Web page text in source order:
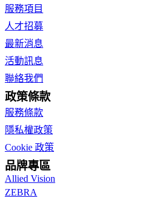
服務項目
人才招募
最新消息
活動訊息
聯絡我們
政策條款
服務條款
隱私權政策
Cookie 政策
品牌專區
Allied Vision
ZEBRA